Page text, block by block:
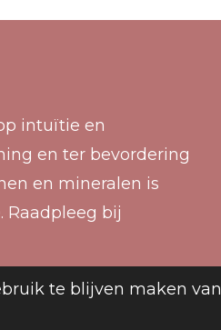
te blijven maken van
intuïtie en
en ter bevordering
en mineralen is
Raadpleeg bij
Powered byJouwWeb